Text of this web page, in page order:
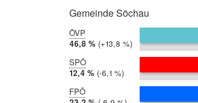
sich
hier:
Gemeinde Söchau
ÖVP
2019:
46,8 %
2014:
33,0 %
Differenz:
+13,8 %
SPÖ
2019:
12,4 %
2014:
18,6 %
Differenz:
-6,1 %
FPÖ